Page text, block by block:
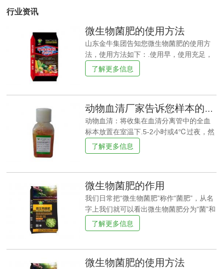
行业资讯
微生物菌肥的使用方法
山东金牛集团告知您微生物菌肥的使用方
法，使用方法如下：.使用早，使用充足，
次数多。微生物需要与其他微生物竞争营
养和位置才能达到根际。因此，只有带
长季至少施用2-3次。2.使用正确的方法：
可以使用混合物.浸种.蘸根.灌根.穴施.沟施.
喷施.滴灌.撒施等方浸种.蘸根等方法具有突
出的早期效果。为了达到更好的效果，还
需要结合土壤施用方法，特别是结合灌根.
后，一定要覆盖土壤，促进土壤中微生物
的繁殖，避免紫外线的伤害。2)喷洒和滴
灌对微生物剂的要求较高，由于载体和生
产工艺的限制，
了解更多信息
动物血清厂家告诉您样本的用途
动物血清：将收集在血清分离管中的全血
标本放置在室温下.5-2小时或4℃过夜，然
后1000×g离心20分钟，取上清，或将上清
除-20℃或-80℃但要避免反复冻融。血
分钟，取上清检测，或将上清放在-20℃
或-80℃但要避免反复冻融。组织匀浆：预
冷PBS(0.01M,pH=7.4)冲洗组织，去除残
留血液(均匀浆液中裂解的红细胞会影响测
量结果)，称重后切割组织。切割组织与相
要适当调整具体体积并做好记录。
了解更多信息
微生物菌肥的作用
我们日常把“微生物菌肥”称作“菌肥”，从名
字上我们就可以看出微生物菌肥分为“菌”和
“肥”两个方面，其中“菌”指的是微生物菌
肥，而“肥”指的是肥料，这两者结合使用，
了解土壤的组成：土壤由有机质、矿物质
了解更多信息
微生物菌肥的使用方法